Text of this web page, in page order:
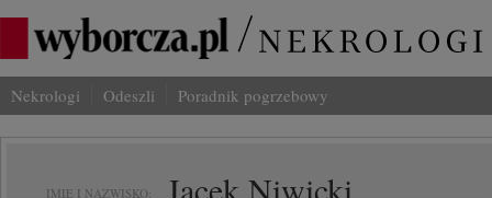
Nekrologi Odeszli Poradnik pogrzebowy
IMIĘ I NAZWISKO: Jacek Niwicki